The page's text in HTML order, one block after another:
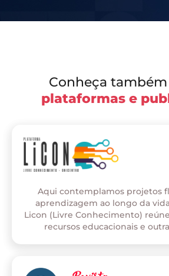
Conheça também
plataformas e
Aqui contemplamos projetos
aprendizagem ao longo da
Licon (Livre Conhecimento)
recursos educacionais e